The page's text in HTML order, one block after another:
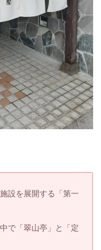
設を展開する「第一
で「翠山亭」と「定